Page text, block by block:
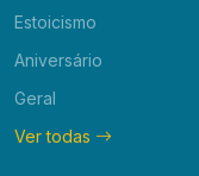
Estoicismo
Aniversário
Geral
Ver todas